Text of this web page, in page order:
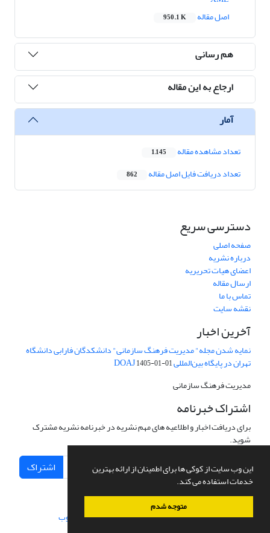
این وب سایت از کوکی ها برای اطمینان از ارائه بهترین
خدمات استفاده می کند.
متوجه شدم
اصل مقاله
950.1 K
هم رسانی
ارجاع به این مقاله
آمار
تعداد مشاهده مقاله 1,145
تعداد دریافت فایل اصل مقاله 862
دسترسی سریع
صفحه اصلی
درباره نشریه
اعضای هیات تحریریه
ارسال مقاله
تماس با ما
نقشه سایت
آخرین اخبار
نمایه شدن مجله" مدیریت فرهنگ سازمانی" دانشکدگان فارابی دانشگاه
تهران در پایگاه بین‌المللی DOAJ1405-01-01
مدیریت فرهنگ سازمانی
اشتراک خبرنامه
برای دریافت اخبار و اطلاعیه های مهم نشریه در خبرنامه نشریه مشترک
شوید.
اشتراک
سامانه مدیریت نشریات علمی.طراحی و پیاده سازی از سیناوب